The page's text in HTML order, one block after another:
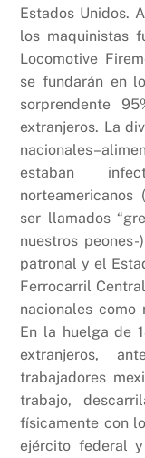
Estados Unidos.
los maquinistas
Locomotive
se fundarán en
sorprendente
extranjeros. La
estaban
norteamericanos
ser llamados
nuestros
patronal y el
Ferrocarril
nacionales como
En la huelga de
extranjeros,
trabajadores
trabajo,
físicamente con
ejército federal